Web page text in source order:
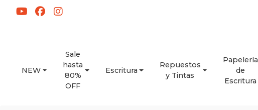
NEW
Sale
hasta
80%
OFF
Escritura
Repuestos
y Tintas
Papelería
de
Escritura